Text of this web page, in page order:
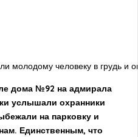
молодому человеку в грудь и
дома №92 на адмирала
услышали охранники
на парковку и
Единственным, что